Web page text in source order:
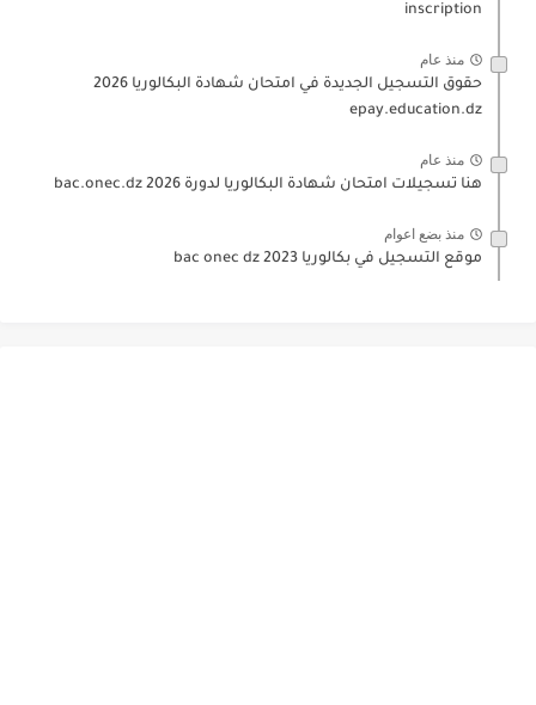
inscription
منذ عام
حقوق التسجيل الجديدة في امتحان شهادة البكالوريا 2026
epay.education.dz
منذ عام
هنا تسجيلات امتحان شهادة البكالوريا لدورة 2026 bac.onec.dz
منذ بضع اعوام
موقع التسجيل في بكالوريا 2023 bac onec dz